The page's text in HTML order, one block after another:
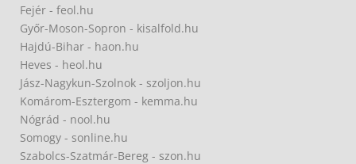
Fejér - feol.hu
Győr-Moson-Sopron - kisalfold.hu
Hajdú-Bihar - haon.hu
Heves - heol.hu
Jász-Nagykun-Szolnok - szoljon.hu
Komárom-Esztergom - kemma.hu
Nógrád - nool.hu
Somogy - sonline.hu
Szabolcs-Szatmár-Bereg - szon.hu